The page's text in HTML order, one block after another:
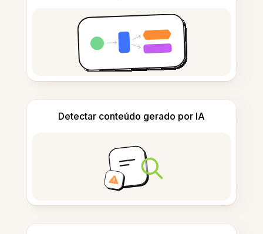
Detectar conteúdo gerado por IA